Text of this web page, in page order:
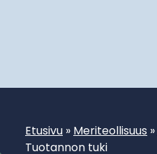
Etusivu » Meriteollisuus »
Tuotannon tuki